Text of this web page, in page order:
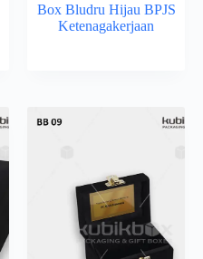
Box Bludru Hijau BPJS
Ketenagakerjaan